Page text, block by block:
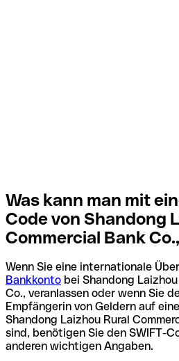
Was kann man mit
Code von Shandong
Commercial Bank
Wenn Sie eine internationale
Bankkonto bei Shandong
Co., veranlassen oder wenn Sie
Empfängerin von Geldern auf
Shandong Laizhou Rural
sind, benötigen Sie den SWIFT-
anderen wichtigen Angaben.